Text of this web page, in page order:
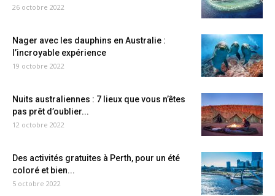
26 octobre 2022
Nager avec les dauphins en Australie :
l’incroyable expérience
19 octobre 2022
Nuits australiennes : 7 lieux que vous n’êtes
pas prêt d’oublier...
12 octobre 2022
Des activités gratuites à Perth, pour un été
coloré et bien...
5 octobre 2022